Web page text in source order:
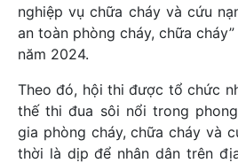
nghiệp vụ chữa cháy và cứu
an toàn phòng cháy, chữa
năm 2024.
Theo đó, hội thi được tổ chức
thế thi đua sôi nổi trong
gia phòng cháy, chữa cháy và
thời là dịp để nhân dân trên